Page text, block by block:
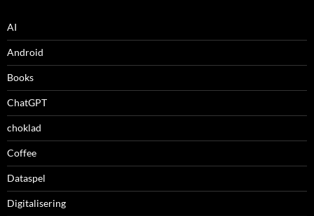
AI
Android
Books
ChatGPT
choklad
Coffee
Dataspel
Digitalisering